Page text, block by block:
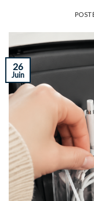
26
Juin